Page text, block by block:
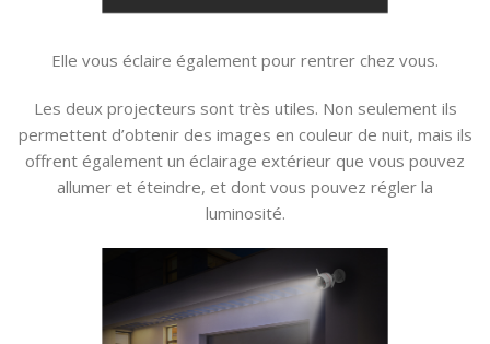
Elle vous éclaire également pour rentrer chez vous.
Les deux projecteurs sont très utiles. Non seulement ils
permettent d’obtenir des images en couleur de nuit, mais ils
offrent également un éclairage extérieur que vous pouvez
allumer et éteindre, et dont vous pouvez régler la
luminosité.